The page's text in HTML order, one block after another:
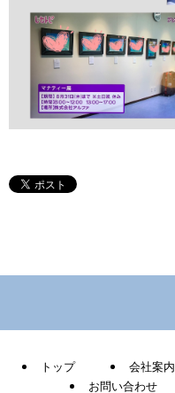
トップ 会社案内
お問い合わせ